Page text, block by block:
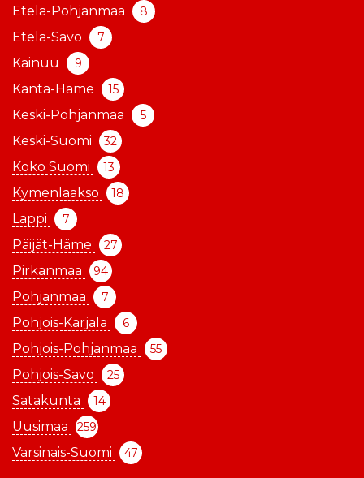
Etelä-Pohjanmaa 8
Etelä-Savo 7
Kainuu 9
Kanta-Häme 15
Keski-Pohjanmaa 5
Keski-Suomi 32
Koko Suomi 13
Kymenlaakso 18
Lappi 7
Päijät-Häme 27
Pirkanmaa 94
Pohjanmaa 7
Pohjois-Karjala 6
Pohjois-Pohjanmaa 55
Pohjois-Savo 25
Satakunta 14
Uusimaa 259
Varsinais-Suomi 47